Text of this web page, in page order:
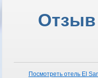
Отзыв
Посмотреть отель El